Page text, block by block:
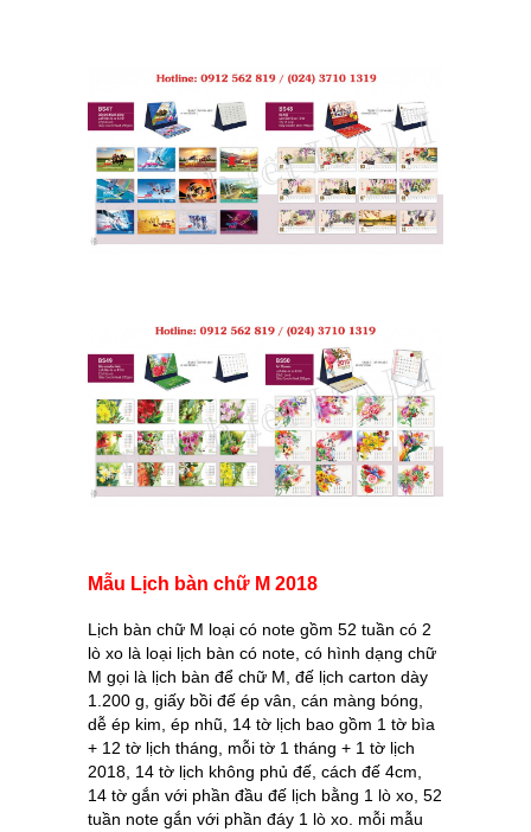
Mẫu Lịch bàn chữ M 2018
Lịch bàn chữ M loại có note gồm 52 tuần có 2
lò xo là loại lịch bàn có note, có hình dạng chữ
M gọi là lịch bàn để chữ M, đế lịch carton dày
1.200 g, giấy bồi đế ép vân, cán màng bóng,
dễ ép kim, ép nhũ, 14 tờ lịch bao gồm 1 tờ bìa
+ 12 tờ lịch tháng, mỗi tờ 1 tháng + 1 tờ lịch
2018, 14 tờ lịch không phủ đế, cách đế 4cm,
14 tờ gắn với phần đầu đế lịch bằng 1 lò xo, 52
tuần note gắn với phần đáy 1 lò xo. mỗi mẫu